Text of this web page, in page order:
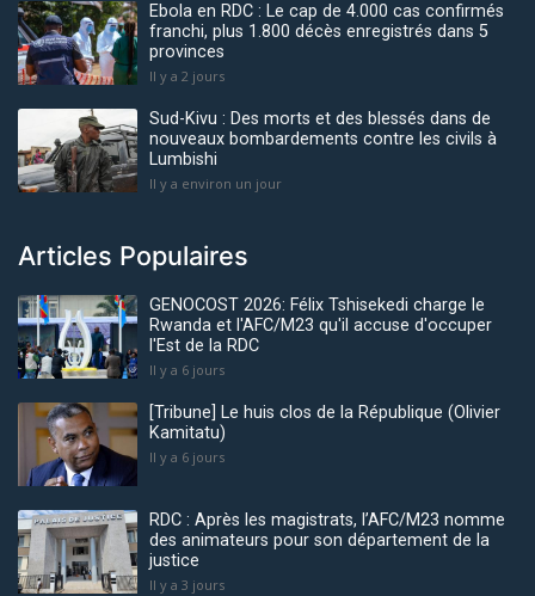
Ebola en RDC : Le cap de 4.000 cas confirmés
franchi, plus 1.800 décès enregistrés dans 5
provinces
Il y a 2 jours
Sud-Kivu : Des morts et des blessés dans de
nouveaux bombardements contre les civils à
Lumbishi
Il y a environ un jour
Articles Populaires
GENOCOST 2026: Félix Tshisekedi charge le
Rwanda et l'AFC/M23 qu'il accuse d'occuper
l'Est de la RDC
Il y a 6 jours
[Tribune] Le huis clos de la République (Olivier
Kamitatu)
Il y a 6 jours
RDC : Après les magistrats, l’AFC/M23 nomme
des animateurs pour son département de la
justice
Il y a 3 jours